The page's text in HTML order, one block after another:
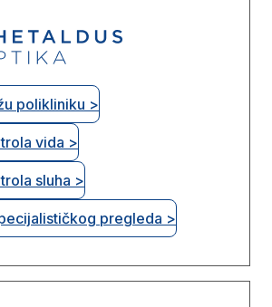
polikliniku >
vida >
sluha >
pregleda >